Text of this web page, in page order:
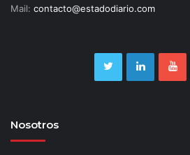
Mail: contacto@estadodiario.com
Nosotros